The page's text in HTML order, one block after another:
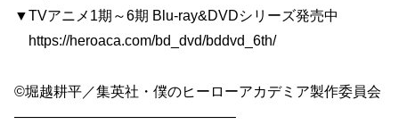
▼TVアニメ1期～6期 Blu-ray&DVDシリーズ発売中
https://heroaca.com/bd_dvd/bddvd_6th/
©堀越耕平／集英社・僕のヒーローアカデミア製作委員会
———————————————–